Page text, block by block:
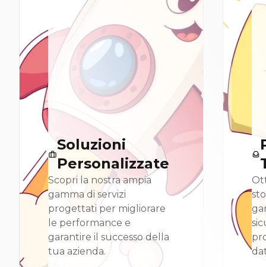
Soluzioni
Personalizzate
Scopri la nostra ampia
gamma di servizi
progettati per migliorare
le performance e
garantire il successo della
tua azienda.